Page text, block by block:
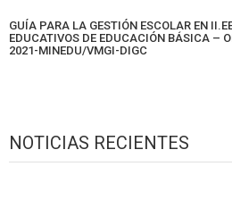
GUÍA PARA LA GESTIÓN ESCOLAR EN
EDUCATIVOS DE EDUCACIÓN BÁSICA –
2021-MINEDU/VMGI-DIGC
NOTICIAS RECIENTES